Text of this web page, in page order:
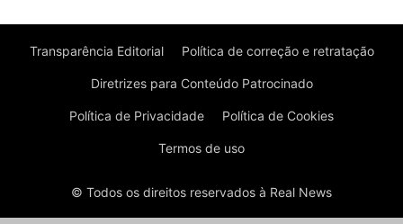
Transparência Editorial Política de correção e retratação
Diretrizes para Conteúdo Patrocinado
Política de Privacidade Política de Cookies
Termos de uso
© Todos os direitos reservados à Real News